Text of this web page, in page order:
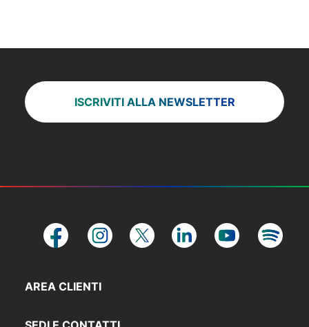
ISCRIVITI ALLA NEWSLETTER
AREA CLIENTI